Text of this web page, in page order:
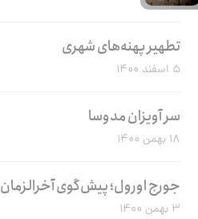
تطهیر پهنه‌های شهری
۵ اسفند ۱۴۰۰
سر آویزان مدوسا
۱۸ بهمن ۱۴۰۰
جورج اورول؛ پیش‌گوی آخرالزمان
۳ بهمن ۱۴۰۰